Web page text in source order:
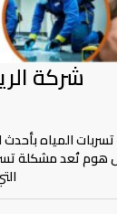
شركة
المياه بأحدث
هوم تُعد مشكلة